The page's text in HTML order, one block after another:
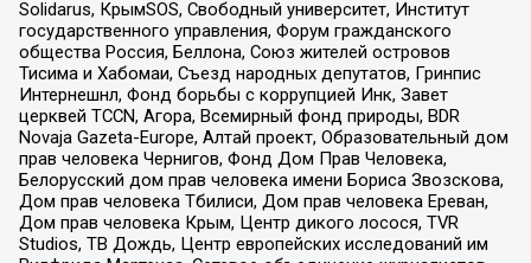
Solidarus, КрымSOS, Свободный университет, Институт
государственного управления, Форум гражданского
общества Россия, Беллона, Союз жителей островов
Тисима и Хабомаи, Съезд народных депутатов, Гринпис
Интернешнл, Фонд борьбы с коррупцией Инк, Завет
церквей TCCN, Агора, Всемирный фонд природы, BDR
Novaja Gazeta-Europe, Алтай проект, Образовательный дом
прав человека Чернигов, Фонд Дом Прав Человека,
Белорусский дом прав человека имени Бориса Звозскова,
Дом прав человека Тбилиси, Дом прав человека Ереван,
Дом прав человека Крым, Центр дикого лосося, TVR
Studios, ТВ Дождь, Центр европейских исследований им